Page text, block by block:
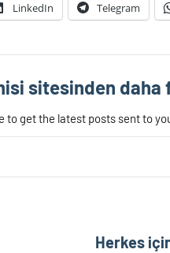
LinkedIn Telegram
sitesinden daha
to get the latest posts sent to
Herkes